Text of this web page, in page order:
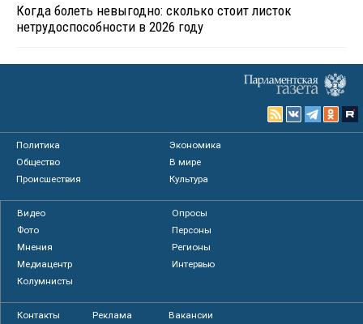
Когда болеть невыгодно: сколько стоит листок
нетрудоспособности в 2026 году
Политика
Экономика
Общество
В мире
Происшествия
Культура
Видео
Опросы
Фото
Персоны
Мнения
Регионы
Медиацентр
Интервью
Колумнисты
Контакты Реклама Вакансии